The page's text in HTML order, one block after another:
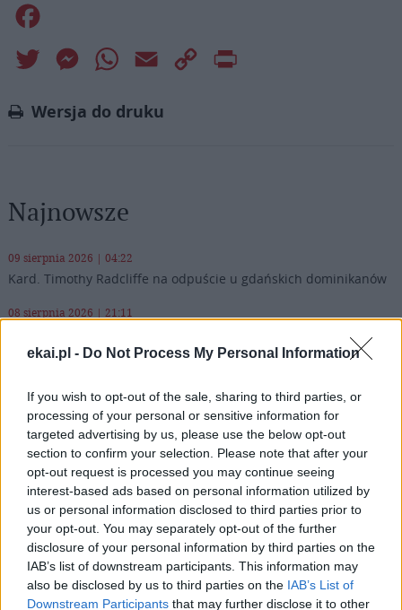
ekai.pl - Do Not Process My Personal Information
If you wish to opt-out of the sale, sharing to third parties, or
processing of your personal or sensitive information for
targeted advertising by us, please use the below opt-out
section to confirm your selection. Please note that after your
opt-out request is processed you may continue seeing
interest-based ads based on personal information utilized by
us or personal information disclosed to third parties prior to
your opt-out. You may separately opt-out of the further
disclosure of your personal information by third parties on the
IAB’s list of downstream participants. This information may
also be disclosed by us to third parties on the IAB’s List of
Downstream Participants that may further disclose it to other
Twitter MessengerWhatsApp
Email
Copy
Wersja do druku
Najnowsze
09 sierpnia 2026 | 04:22
Kard. Timothy Radcliffe na odpuście u gdańskich dominikanów
08 sierpnia 2026 | 21:11
Coca-Cola dyskryminuje Jezusa Króla?
08 sierpnia 2026 | 20:19
Siostra Wolfers: w czasach kryzysu radość ma siłę polityczną
Popularne